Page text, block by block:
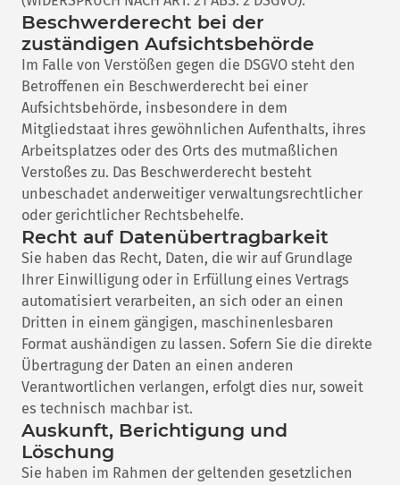
Beschwerde­recht bei der
zuständigen Aufsichts­behörde
Im Falle von Verstößen gegen die DSGVO steht den
Betroffenen ein Beschwerderecht bei einer
Aufsichtsbehörde, insbesondere in dem
Mitgliedstaat ihres gewöhnlichen Aufenthalts, ihres
Arbeitsplatzes oder des Orts des mutmaßlichen
Verstoßes zu. Das Beschwerderecht besteht
unbeschadet anderweitiger verwaltungsrechtlicher
oder gerichtlicher Rechtsbehelfe.
Recht auf Daten­übertrag­barkeit
Sie haben das Recht, Daten, die wir auf Grundlage
Ihrer Einwilligung oder in Erfüllung eines Vertrags
automatisiert verarbeiten, an sich oder an einen
Dritten in einem gängigen, maschinenlesbaren
Format aushändigen zu lassen. Sofern Sie die direkte
Übertragung der Daten an einen anderen
Verantwortlichen verlangen, erfolgt dies nur, soweit
es technisch machbar ist.
Auskunft, Berichtigung und
Löschung
Sie haben im Rahmen der geltenden gesetzlichen